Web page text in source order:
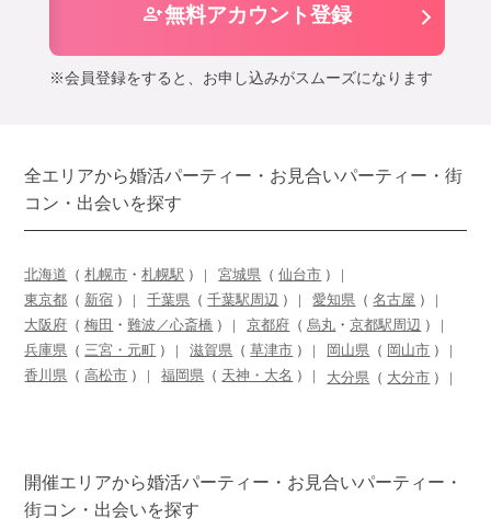
person_add無料アカウント登録
※会員登録をすると、お申し込みがスムーズになります
全エリアから婚活パーティー・お見合いパーティー・街
コン・出会いを探す
北海道 （札幌市 ・札幌駅 ） 宮城県 （仙台市 ）
東京都 （ 新宿 ） 千葉県 （千葉駅周辺 ） 愛知県 （名古屋 ）
大阪府 （梅田 ・難波／心斎橋 ） 京都府 （烏丸 ・京都駅周辺 ）
兵庫県 （三宮・元町 ） 滋賀県 （草津市 ） 岡山県 （ 岡山市 ）
香川県 （ 高松市 ） 福岡県 （ 天神・大名 ） 大分県 （ 大分市 ）
開催エリアから婚活パーティー・お見合いパーティー・
街コン・出会いを探す